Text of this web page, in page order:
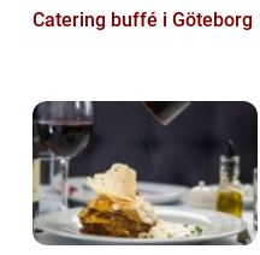
Catering buffé i Göteborg